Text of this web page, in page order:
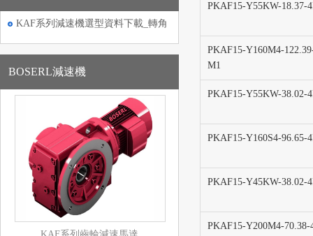
KAF系列減速機選型資料下載_轉角
BOSERL減速機
PKAF15-Y55KW-18.37-
PKAF15-Y160M4-
M1
PKAF15-Y55KW-38.02-
PKAF15-Y160S4-96.65-
PKAF15-Y45KW-38.02-
PKAF15-Y200M4-70.38-